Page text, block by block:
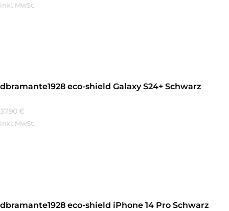
inkl. MwSt.
dbramante1928 eco-shield Galaxy S24+ Schwarz
37,90 €
inkl. MwSt.
dbramante1928 eco-shield iPhone 14 Pro Schwarz